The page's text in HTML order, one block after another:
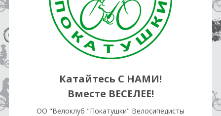
Катайтесь С НАМИ!
Вместе ВЕСЕЛЕЕ!
OO "Велоклуб "Покатушки" Велосипедисты